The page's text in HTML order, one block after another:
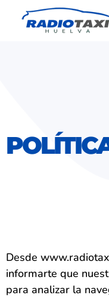
Desde
informarte que
para analizar la